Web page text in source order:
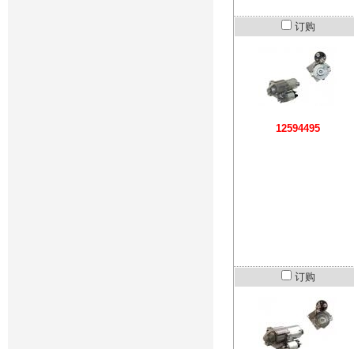
订购
12594495
订购